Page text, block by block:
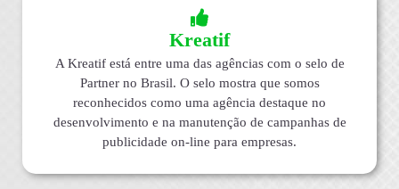
Kreatif
A Kreatif está entre uma das agências com o selo de
Partner no Brasil. O selo mostra que somos
reconhecidos como uma agência destaque no
desenvolvimento e na manutenção de campanhas de
publicidade on-line para empresas.